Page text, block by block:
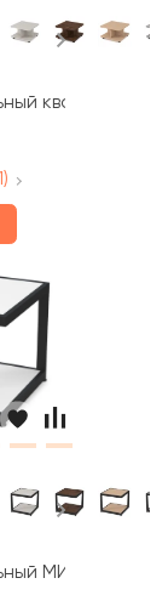
СТИЛЬ
квадратный
МИТ / MEET